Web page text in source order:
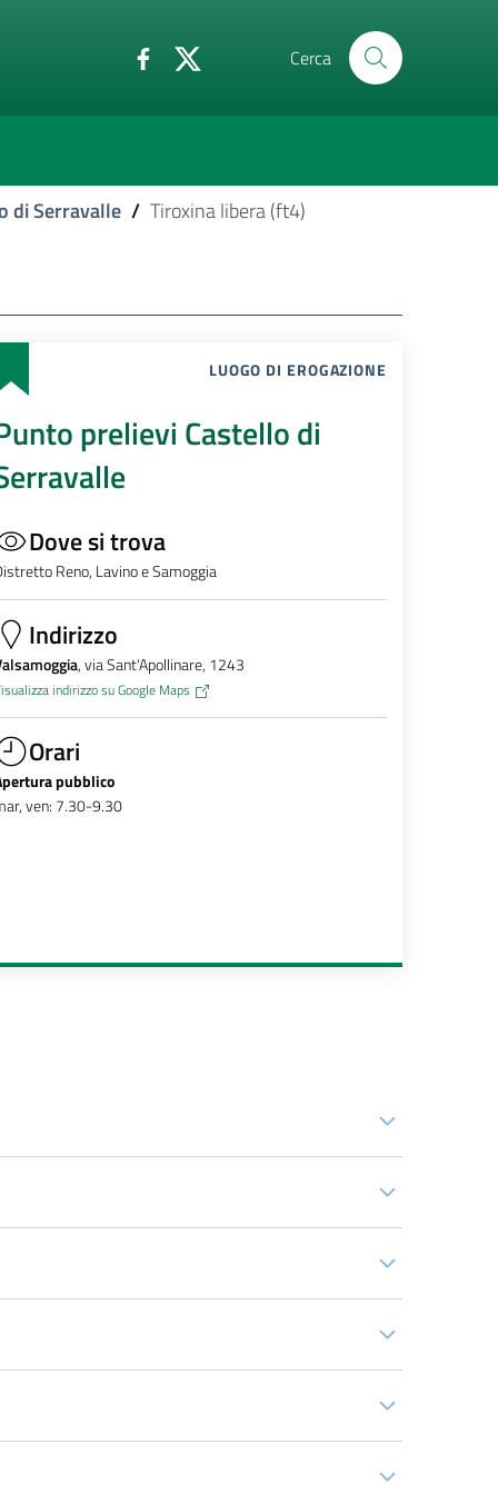
Cerca
di Serravalle / Tiroxina libera (ft4)
LUOGO DI EROGAZIONE
prelievi Castello di
Dove si trova
Reno, Lavino e Samoggia
Indirizzo
, via Sant'Apollinare, 1243
indirizzo su Google Maps
Orari
pubblico
ven: 7.30-9.30